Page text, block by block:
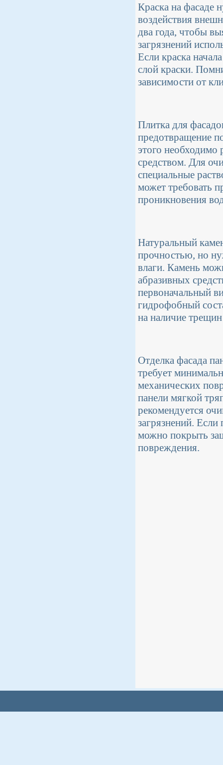
Краска на фасаде
воздействия
два года, чтобы
загрязнений
Если краска
слой краски.
зависимости от
Плитка для
предотвращение
этого
средством. Для
специальные
может требовать
проникновения
Натуральный
прочностью, но
влаги. Камень
абразивных
первоначальный
гидрофобный
на наличие
Отделка фасада
требует
механических
панели мягкой
рекомендуется
загрязнений.
можно покрыть
повреждения.